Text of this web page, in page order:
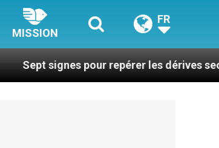
MISSION
FR
pour repérer les dérives sectaires du